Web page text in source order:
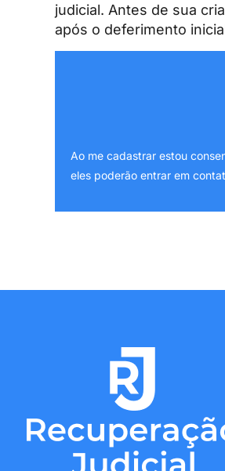
judicial. Antes de sua
após o deferimento
Ao me cadastrar estou
eles poderão entrar em